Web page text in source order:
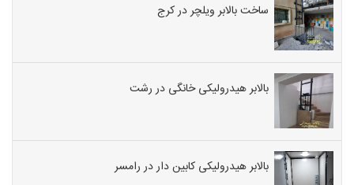
ساخت بالابر ویلچر در کرج
بالابر هیدرولیکی خانگی در رشت
بالابر هیدرولیکی کابین دار در رامسر